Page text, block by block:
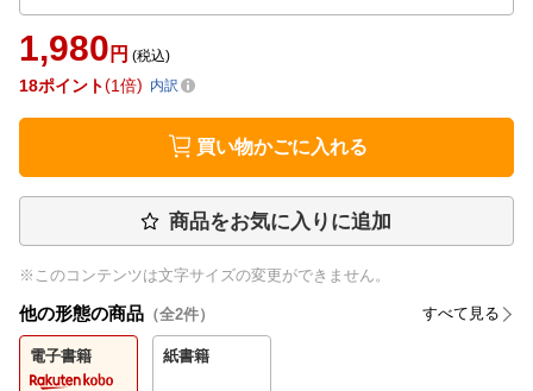
1,980 円 (税込)
18ポイント 1倍 内訳
買い物かごに入れる
商品をお気に入りに追加
※このコンテンツは文字サイズの変更ができません。
他の形態の商品 （全2件） すべて見る
電子書籍 紙書籍